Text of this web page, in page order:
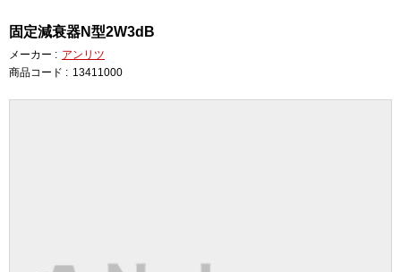
固定減衰器N型2W3dB
メーカー : アンリツ
商品コード : 13411000